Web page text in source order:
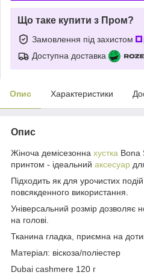
Що таке купити з Пром?
Замовлення під захистом
Доступна доставка
Опис Характеристики
Опис
Жіноча демісезонна хустка Bona
принтом - ідеальний аксесуар
Підходить як для урочистих
повсякденного використання.
Універсальний розмір дозволяє
на голові.
Тканина гладка, приємна на
Матеріал: віскоза/поліестер
Dubai cashmere 120 г